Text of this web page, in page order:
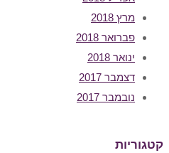
מרץ 2018
פברואר 2018
ינואר 2018
דצמבר 2017
נובמבר 2017
קטגוריות